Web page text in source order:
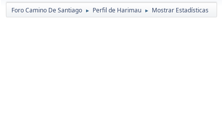
Foro Camino De Santiago ► Perfil de Harimau ► Mostrar Estadísticas